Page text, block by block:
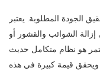
الجودة المطلوبة. يعتبر
الشوائب والقشور أو
هو نظام متكامل حديث
ويحقق قيمة كبيرة في هذه